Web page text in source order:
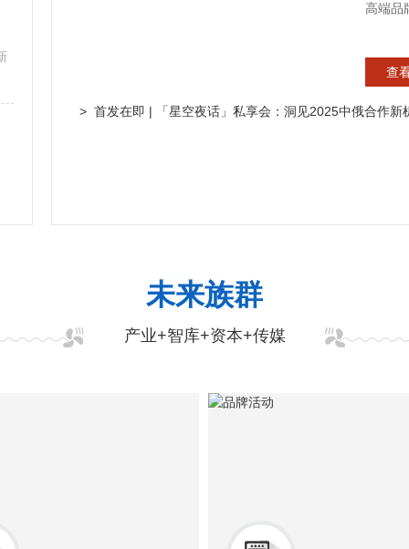
高端品
查
> 首发在即 | 「星空夜话」私享会：洞见2025中俄合作新
未来族群
产业+智库+资本+传媒